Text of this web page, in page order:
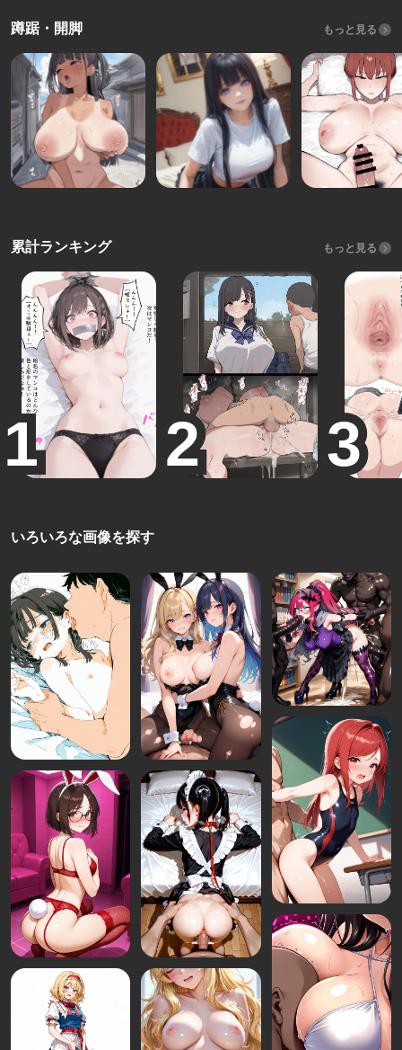
蹲踞・開脚 もっと見る
累計ランキング もっと見る
いろいろな画像を探す